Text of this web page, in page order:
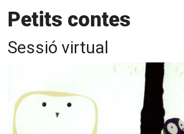
Petits contes
Sessió virtual